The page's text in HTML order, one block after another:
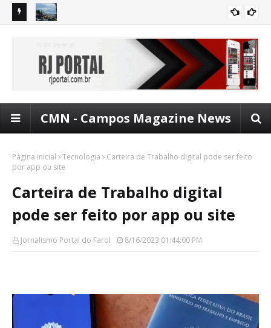
CMN - Campos Magazine News
Página inicial Tecnologia
Carteira de Trabalho digital pode ser feito
por app ou site
Carteira de Trabalho digital
pode ser feito por app ou site
Jornalismo Portal do Farol 8/16/2023 01:44:00 PM